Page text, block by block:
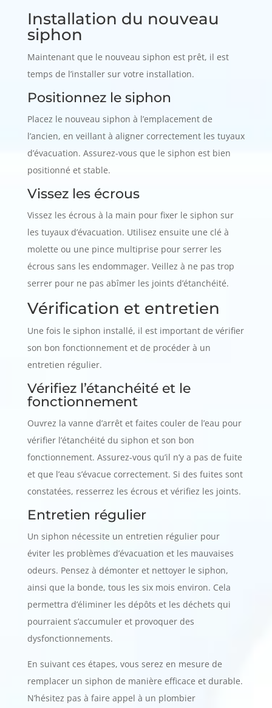
Installation du nouveau
siphon
Maintenant que le nouveau siphon est prêt, il est
temps de l’installer sur votre installation.
Positionnez le siphon
Placez le nouveau siphon à l’emplacement de
l’ancien, en veillant à aligner correctement les tuyaux
d’évacuation. Assurez-vous que le siphon est bien
positionné et stable.
Vissez les écrous
Vissez les écrous à la main pour fixer le siphon sur
les tuyaux d’évacuation. Utilisez ensuite une clé à
molette ou une pince multiprise pour serrer les
écrous sans les endommager. Veillez à ne pas trop
serrer pour ne pas abîmer les joints d’étanchéité.
Vérification et entretien
Une fois le siphon installé, il est important de vérifier
son bon fonctionnement et de procéder à un
entretien régulier.
Vérifiez l’étanchéité et le
fonctionnement
Ouvrez la vanne d’arrêt et faites couler de l’eau pour
vérifier l’étanchéité du siphon et son bon
fonctionnement. Assurez-vous qu’il n’y a pas de fuite
et que l’eau s’évacue correctement. Si des fuites sont
constatées, resserrez les écrous et vérifiez les joints.
Entretien régulier
Un siphon nécessite un entretien régulier pour
éviter les problèmes d’évacuation et les mauvaises
odeurs. Pensez à démonter et nettoyer le siphon,
ainsi que la bonde, tous les six mois environ. Cela
permettra d’éliminer les dépôts et les déchets qui
pourraient s’accumuler et provoquer des
dysfonctionnements.
En suivant ces étapes, vous serez en mesure de
remplacer un siphon de manière efficace et durable.
N’hésitez pas à faire appel à un plombier